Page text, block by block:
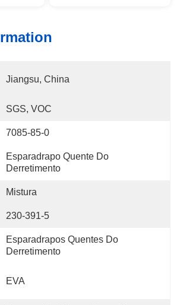
Jiangsu, China
SGS, VOC
7085-85-0
Esparadrapo Quente Do
Derretimento
Mistura
230-391-5
Esparadrapos Quentes Do
Derretimento
EVA